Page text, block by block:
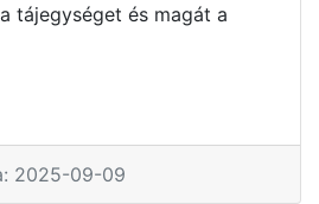
tájegységet és magát a
2025-09-09